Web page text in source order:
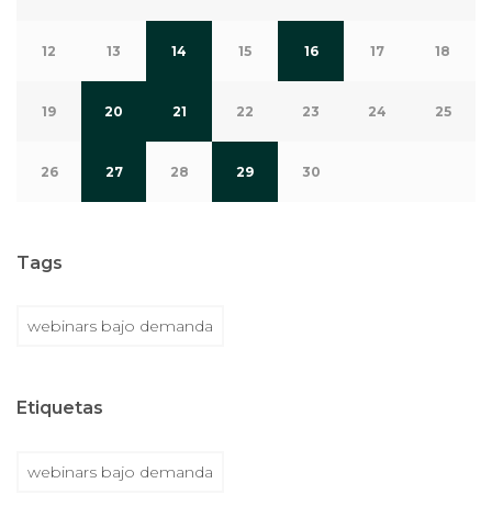
12 13 14 15 16 17 18
19 20 21 22 23 24 25
26 27 28 29 30
Tags
webinars bajo demanda
Etiquetas
webinars bajo demanda